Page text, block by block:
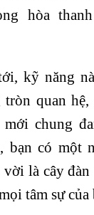
hòa
kỹ năng
quan hệ,
chung
bạn có một
là cây đàn
tâm sự của